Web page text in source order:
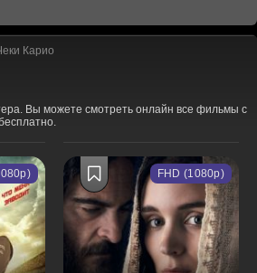
Карио
Вы можете смотреть онлайн все фильмы с
FHD (1080p)